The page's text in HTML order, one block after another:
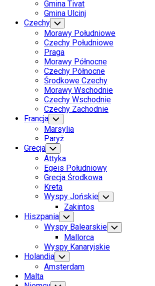
Gmina Tivat
Gmina Ulcinj
Current
Page
Parent
Czechy Toggle
Child
Menu
Morawy Południowe
Czechy Południowe
Praga
Current
Page
Parent
Morawy Północne
Czechy Północne
Środkowe Czechy
Morawy Wschodnie
Czechy Wschodnie
Czechy Zachodnie
Francja Toggle
Child
Menu
Marsylia
Paryż
Grecja Toggle
Child
Menu
Attyka
Egeis Południowy
Grecja Środkowa
Kreta
Wyspy Jońskie Toggle
Child
Zakintos
Hiszpania Toggle
Child
Menu
Wyspy Balearskie Toggle
Child
Mallorca
Wyspy Kanaryjskie
Holandia Toggle
Child
Menu
Amsterdam
Malta